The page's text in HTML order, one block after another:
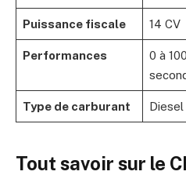
Puissance fiscale 14 CV
Performances
0 à
Type de carburant Diesel
Tout savoir sur le